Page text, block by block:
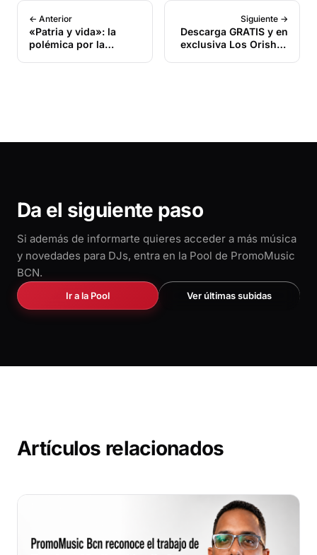
← Anterior
«Patria y vida»: la
polémica por la
Siguiente →
Descarga GRATIS y en
exclusiva Los Orishas
Da el siguiente paso
Si además de informarte quieres acceder a más música
y novedades para DJs, entra en la Pool de PromoMusic
BCN.
Ir a la Pool Ver últimas subidas
Artículos relacionados